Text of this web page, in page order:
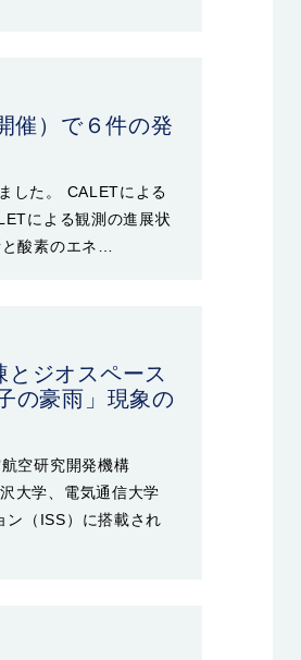
催）で６件の発
した。 CALETによる
による観測の進展状
酸素のエネ…
ジオスペース
の豪雨」現象の
空研究開発機構
大学、電気通信大学
ン（ISS）に搭載され